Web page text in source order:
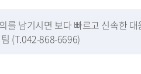
를 남기시면 보다 빠르고 신속한
(T.042-868-6696)